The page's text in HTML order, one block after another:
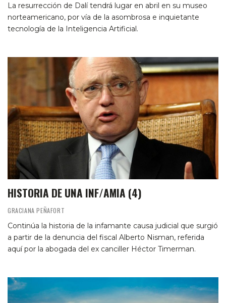
La resurrección de Dalí tendrá lugar en abril en su museo
norteamericano, por vía de la asombrosa e inquietante
tecnología de la Inteligencia Artificial.
HISTORIA DE UNA INF/AMIA (4)
GRACIANA PEÑAFORT
Continúa la historia de la infamante causa judicial que surgió
a partir de la denuncia del fiscal Alberto Nisman, referida
aquí por la abogada del ex canciller Héctor Timerman.